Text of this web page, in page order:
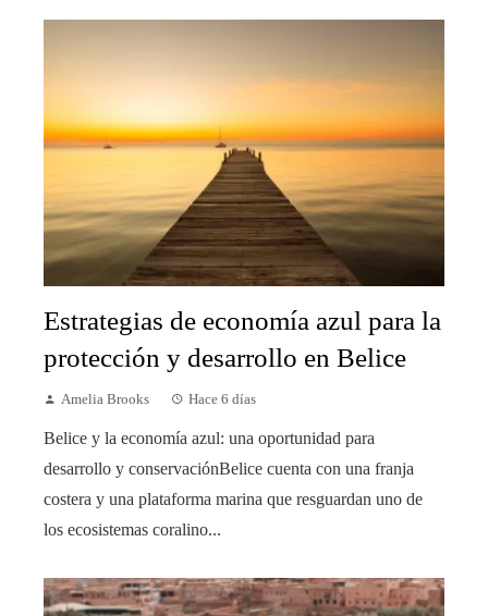
Estrategias de economía azul para la
protección y desarrollo en Belice
Amelia Brooks Hace 6 días
Belice y la economía azul: una oportunidad para
desarrollo y conservaciónBelice cuenta con una franja
costera y una plataforma marina que resguardan uno de
los ecosistemas coralino...